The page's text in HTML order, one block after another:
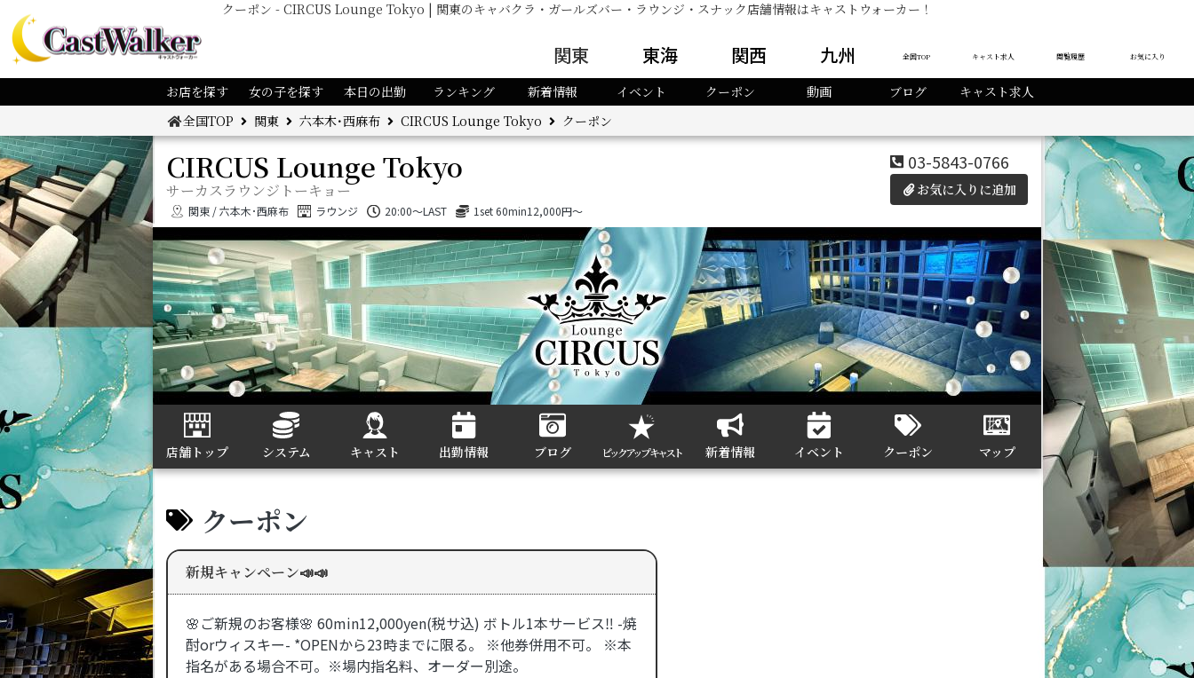
クーポン - CIRCUS Lounge Tokyo | 関東のキャバクラ・ガールズバー・ラウンジ・スナック店舗情報はキャストウォーカー！
関東 東海 関西 九州 全国TOP キャスト求人 閲覧履歴 お気に入り
お店を探す 女の子を探す 本日の出勤 ランキング 新着情報 イベント クーポン 動画 ブログ キャスト求人
店舗トップ システム キャスト 出勤情報 ブログ ピックアップキャスト 新着情報 イベント クーポン マップ
全国TOP 関東 六本木･西麻布 CIRCUS Lounge Tokyo クーポン
CIRCUS Lounge Tokyo
サーカスラウンジトーキョー
関東 / 六本木･西麻布 ラウンジ 20:00～LAST 1set 60min12,000円～
03-5843-0766
お気に入りに追加
店舗トップ システム キャスト 出勤情報 ブログ ピックアップキャスト 新着情報 イベント クーポン マップ
クーポン
新規キャンペーン📣📣
🌸ご新規のお客様🌸 60min12,000yen(税サ込) ボトル1本サービス‼️ -焼
酎orウィスキー- *OPENから23時までに限る。 ※他券併用不可。 ※本
指名がある場合不可。※場内指名料、オーダー別途。